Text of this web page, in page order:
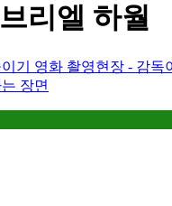
리엘 하월